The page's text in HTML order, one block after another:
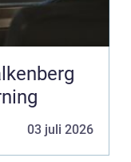
03 juli 2026